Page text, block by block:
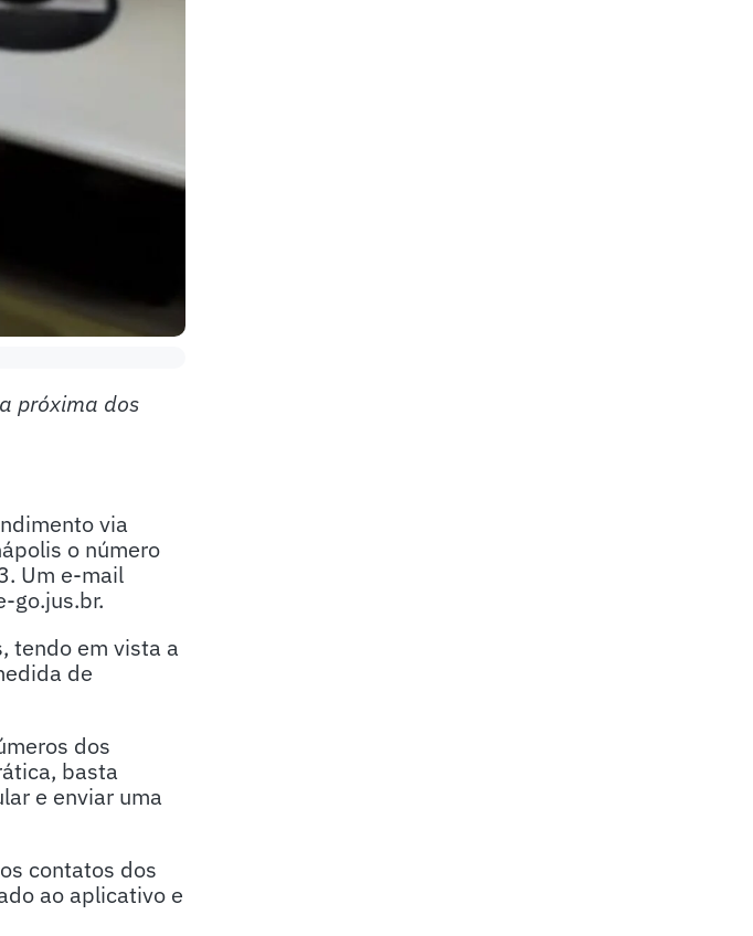
próxima dos
via
o número
Um e-mail
go.jus.br.
tendo em vista a
de
dos
basta
e enviar uma
contatos dos
ao aplicativo e